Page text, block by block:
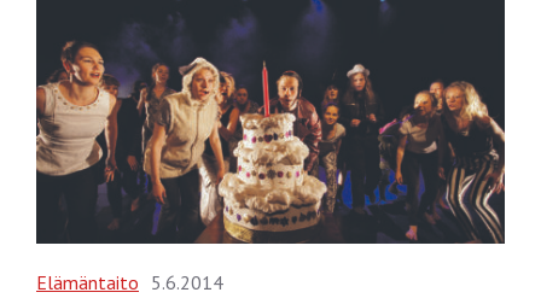
Elämäntaito 5.6.2014